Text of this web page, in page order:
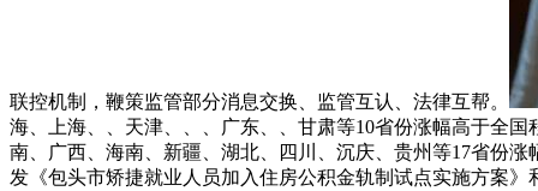
联控机制，鞭策监管部分消息交换、监管互认、法律互帮。
海、上海、、天津、、、广东、、甘肃等10省份涨幅高于全
南、广西、海南、新疆、湖北、四川、沉庆、贵州等17省份
发《包头市矫捷就业人员加入住房公积金轨制试点实施方案